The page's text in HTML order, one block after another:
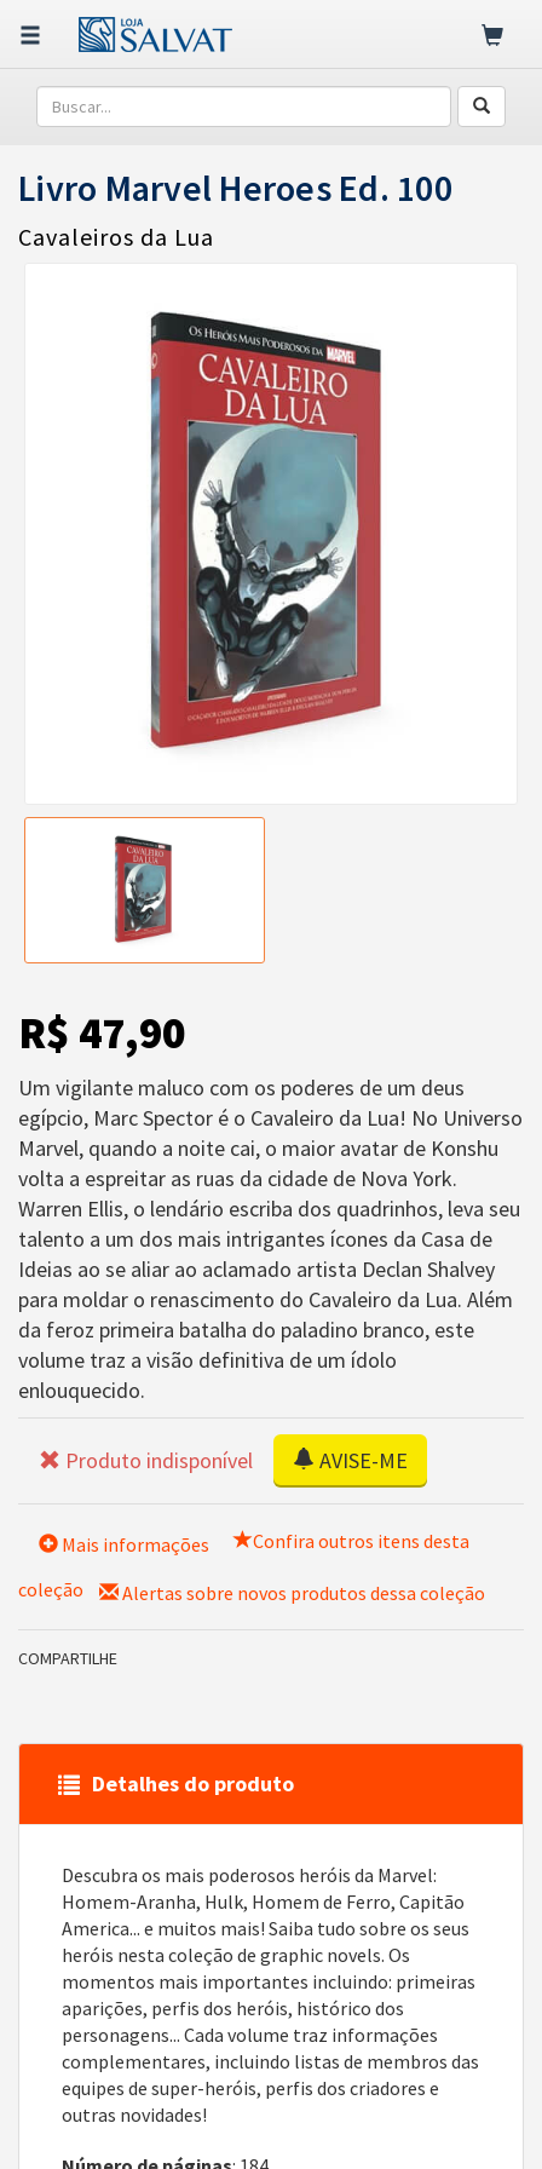
Livro Marvel Heroes Ed. 100
Cavaleiros da Lua
R$ 47,90
Um vigilante maluco com os poderes de um deus
egípcio, Marc Spector é o Cavaleiro da Lua! No Universo
Marvel, quando a noite cai, o maior avatar de Konshu
volta a espreitar as ruas da cidade de Nova York.
Warren Ellis, o lendário escriba dos quadrinhos, leva seu
talento a um dos mais intrigantes ícones da Casa de
Ideias ao se aliar ao aclamado artista Declan Shalvey
para moldar o renascimento do Cavaleiro da Lua. Além
da feroz primeira batalha do paladino branco, este
volume traz a visão definitiva de um ídolo
enlouquecido.
Produto indisponível AVISE-ME
Mais informações
Confira outros itens desta
coleção
Alertas sobre novos produtos dessa coleção
COMPARTILHE
Detalhes do produto
Descubra os mais poderosos heróis da Marvel:
Homem-Aranha, Hulk, Homem de Ferro, Capitão
America... e muitos mais! Saiba tudo sobre os seus
heróis nesta coleção de graphic novels. Os
momentos mais importantes incluindo: primeiras
aparições, perfis dos heróis, histórico dos
personagens... Cada volume traz informações
complementares, incluindo listas de membros das
equipes de super-heróis, perfis dos criadores e
outras novidades!